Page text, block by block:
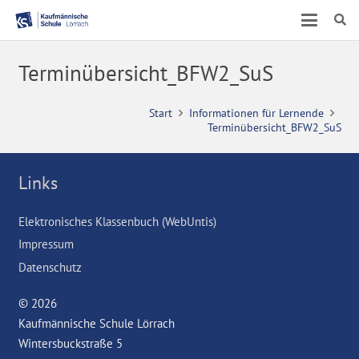
Terminübersicht_BFW2_SuS
Start
Informationen für Lernende
Terminübersicht_BFW2_SuS
Links
Elektronisches Klassenbuch (WebUntis)
Impressum
Datenschutz
© 2026
Kaufmännische Schule Lörrach
Wintersbuckstraße 5